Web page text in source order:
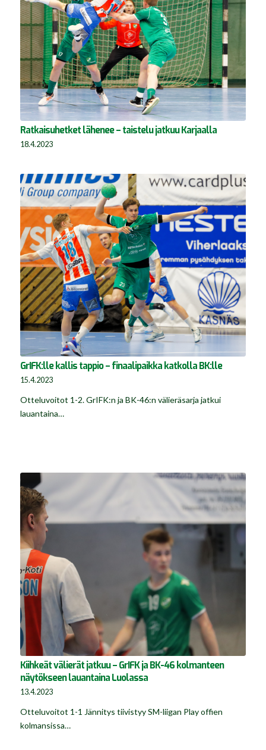
Ratkaisuhetket lähenee – taistelu jatkuu Karjaalla
18.4.2023
GrIFK:lle kallis tappio – finaalipaikka katkolla BK:lle
15.4.2023
Otteluvoitot 1-2. GrIFK:n ja BK-46:n välieräsarja jatkui
lauantaina…
Kiihkeät välierät jatkuu – GrIFK ja BK-46 kolmanteen
näytökseen lauantaina Luolassa
13.4.2023
Otteluvoitot 1-1 Jännitys tiivistyy SM-liigan Play offien
kolmansissa…